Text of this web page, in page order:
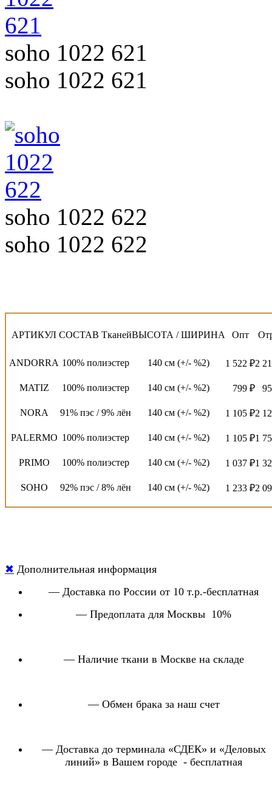
soho 1022 621
soho 1022 621
soho 1022 622
soho 1022 622
АРТИКУЛ СОСТАВ ТканейВЫСОТА / ШИРИНА Опт
ANDORRA 100% полиэстер 140 см (+/- %2) 1 522 ₽2
MATIZ 100% полиэстер 140 см (+/- %2) 799 ₽
NORA 91% пэс / 9% лён 140 см (+/- %2) 1 105 ₽2
PALERMO 100% полиэстер 140 см (+/- %2) 1 105 ₽1
PRIMO 100% полиэстер 140 см (+/- %2) 1 037 ₽1
SOHO 92% пэс / 8% лён 140 см (+/- %2) 1 233 ₽2
✖ Дополнительная информация
— Доставка по России от 10 т.р.-бесплатная
— Предоплата для Москвы 10%
— Наличие ткани в Москве на складе
— Обмен брака за наш счет
— Доставка до терминала «СДЕК» и «Деловых
линий» в Вашем городе - бесплатная